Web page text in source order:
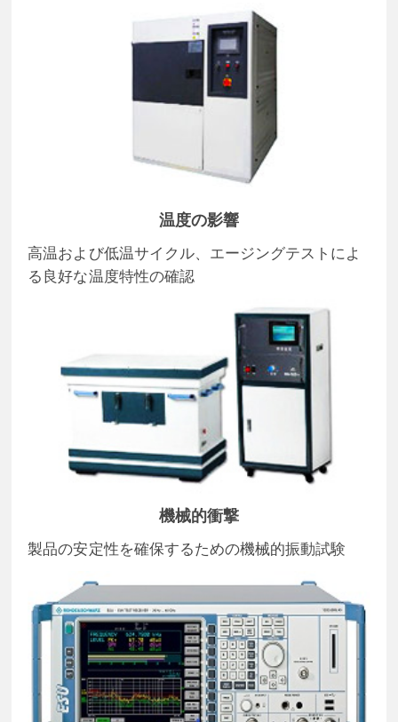
温度の影響
高温および低温サイクル、エージングテストによ
る良好な温度特性の確認
機械的衝撃
製品の安定性を確保するための機械的振動試験